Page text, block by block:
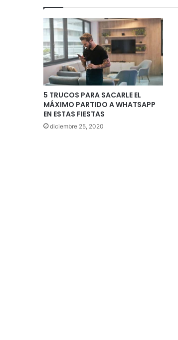
5 TRUCOS PARA SACARLE EL
MÁXIMO PARTIDO A WHATSAPP
EN ESTAS FIESTAS
diciembre 25, 2020